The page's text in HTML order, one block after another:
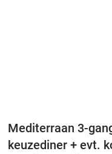
Mediterraan 3-
keuzediner + evt.